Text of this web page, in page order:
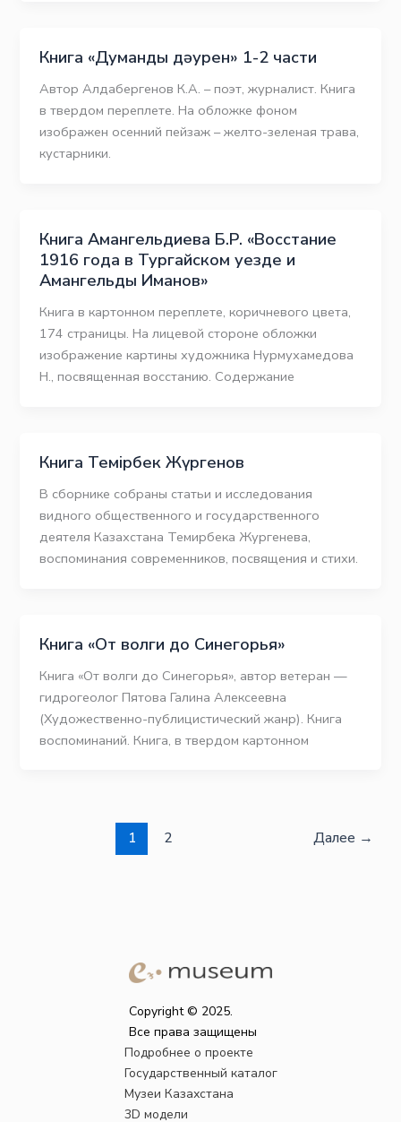
Книга «Думанды дәурен» 1-2 части
Автор Алдабергенов К.А. – поэт, журналист. Книга
в твердом переплете. На обложке фоном
изображен осенний пейзаж – желто-зеленая трава,
кустарники.
Книга Амангельдиева Б.Р. «Восстание
1916 года в Тургайском уезде и
Амангельды Иманов»
Книга в картонном переплете, коричневого цвета,
174 страницы. На лицевой стороне обложки
изображение картины художника Нурмухамедова
Н., посвященная восстанию. Содержание
Книга Темірбек Жүргенов
В сборнике собраны статьи и исследования
видного общественного и государственного
деятеля Казахстана Темирбека Жургенева,
воспоминания современников, посвящения и стихи.
Книга «От волги до Синегорья»
Книга «От волги до Синегорья», автор ветеран —
гидрогеолог Пятова Галина Алексеевна
(Художественно-публицистический жанр). Книга
воспоминаний. Книга, в твердом картонном
1 2 Далее →
Copyright © 2025.
Все права защищены
Подробнее о проекте
Государственный каталог
Музеи Казахстана
3D модели